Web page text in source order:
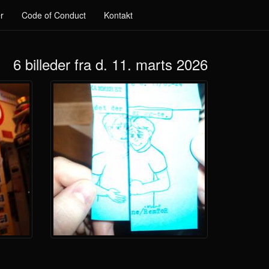
Code of Conduct Kontakt
6 billeder fra d. 11. marts 2026